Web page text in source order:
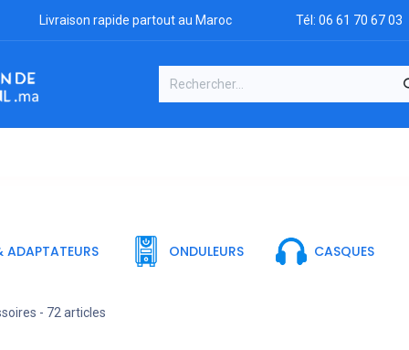
Livraison rapide partout au Maroc Tél: 06 61 70 67 03
ADAPTATEURS ONDULEURS CASQUES
- 72 articles